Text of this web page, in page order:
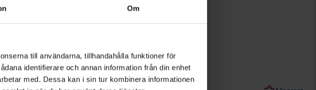
Om
till användarna, tillhandahålla funktioner för
identifierare och annan information från din enhet
med. Dessa kan i sin tur kombinera informationen
Betyg:
4.4
utav
och 852